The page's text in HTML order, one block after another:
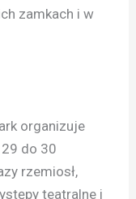
zamkach i w
organizuje
29 do 30
rzemiosł,
teatralne i